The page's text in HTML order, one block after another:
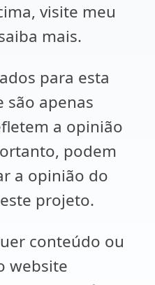
visite meu
mais.
para esta
são apenas
a opinião
podem
a opinião do
projeto.
conteúdo ou
website